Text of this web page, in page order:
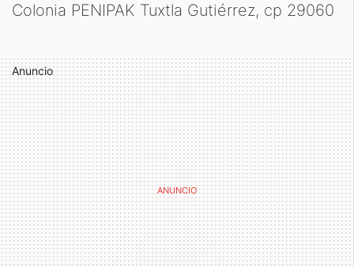
Colonia PENIPAK Tuxtla Gutiérrez, cp 29060
Anuncio